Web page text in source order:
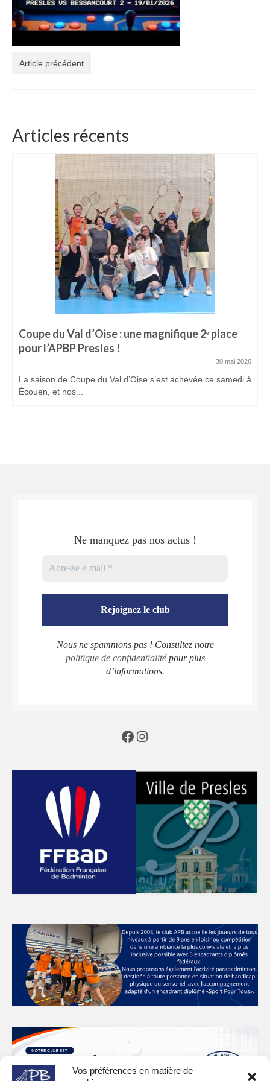
Vos préférences en matière de
Article précédent
Articles récents
Coupe du Val d’Oise : une magnifique 2ᵉ place
pour l’APBP Presles !
30 mai 2026
La saison de Coupe du Val d’Oise s’est achevée ce samedi à
Écouen, et nos...
Ne manquez pas nos actus !
Nous ne spammons pas ! Consultez notre
politique de confidentialitépour plus
d’informations.
Facebook
Instagram